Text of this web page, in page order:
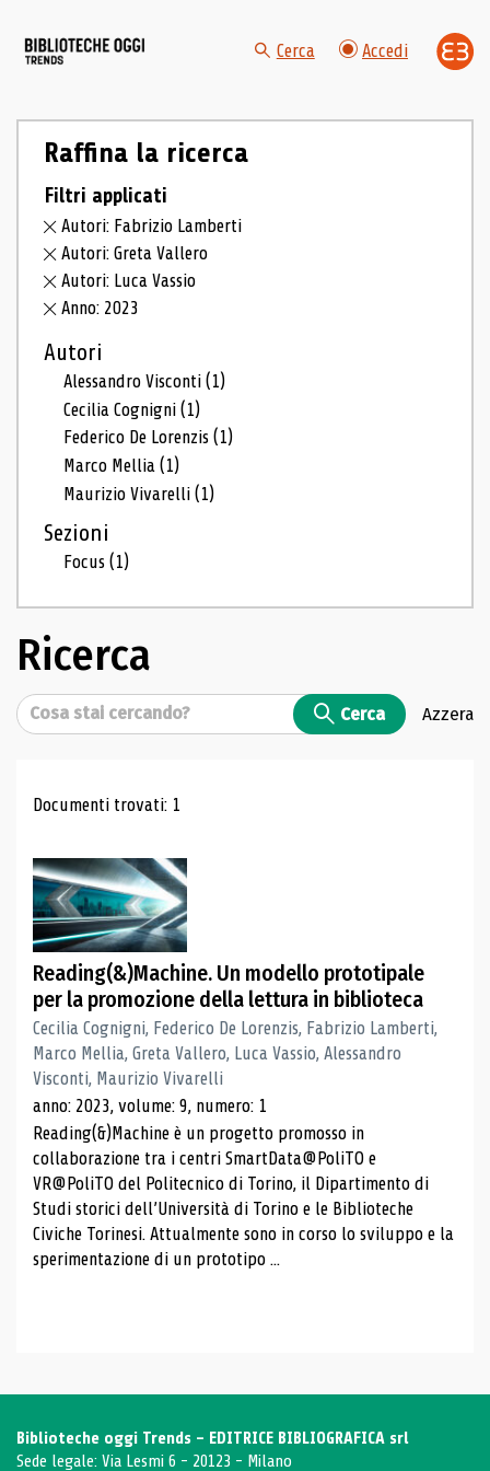
Cerca Accedi
Raffina la ricerca
Filtri applicati
Autori: Fabrizio Lamberti
Autori: Greta Vallero
Autori: Luca Vassio
Anno: 2023
Autori
Alessandro Visconti(1)
Cecilia Cognigni(1)
Federico De Lorenzis(1)
Marco Mellia(1)
Maurizio Vivarelli(1)
Sezioni
Focus(1)
Ricerca
Cerca Cerca Azzera
Risultati di ricerca
Documenti trovati: 1
Reading(&)Machine. Un modello prototipale
per la promozione della lettura in biblioteca
Cecilia Cognigni, Federico De Lorenzis, Fabrizio Lamberti,
Marco Mellia, Greta Vallero, Luca Vassio, Alessandro
Visconti, Maurizio Vivarelli
anno: 2023, volume: 9, numero: 1
Reading(&)Machine è un progetto promosso in
collaborazione tra i centri SmartData@PoliTO e
VR@PoliTO del Politecnico di Torino, il Dipartimento di
Studi storici dell’Università di Torino e le Biblioteche
Civiche Torinesi. Attualmente sono in corso lo sviluppo e la
sperimentazione di un prototipo ...
Biblioteche oggi Trends - EDITRICE BIBLIOGRAFICA srl
Sede legale: Via Lesmi 6 - 20123 - Milano